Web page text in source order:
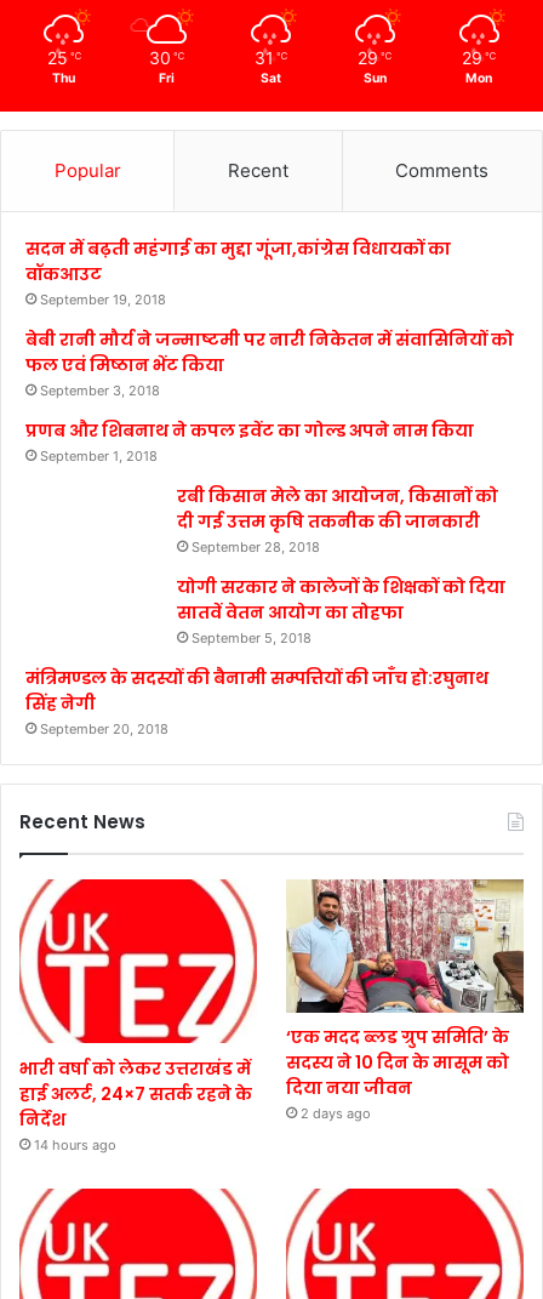
25 ℃
Thu
30 ℃
Fri
31 ℃
Sat
29 ℃
Sun
29 ℃
Mon
Popular Recent Comments
सदन में बढ़ती महंगाई का मुद्दा गूंजा,कांग्रेस विधायकों का
वॉकआउट
September 19, 2018
बेबी रानी मौर्य ने जन्माष्टमी पर नारी निकेतन में संवासिनियों को
फल एवं मिष्ठान भेंट किया
September 3, 2018
प्रणब और शिबनाथ ने कपल इवेंट का गोल्ड अपने नाम किया
September 1, 2018
रबी किसान मेले का आयोजन, किसानों को
दी गई उत्तम कृषि तकनीक की जानकारी
September 28, 2018
योगी सरकार ने कालेजों के शिक्षकों को दिया
सातवें वेतन आयोग का तोहफा
September 5, 2018
मंत्रिमण्डल के सदस्यों की बैनामी सम्पत्तियों की जाँच हो:रघुनाथ
सिंह नेगी
September 20, 2018
Recent News
भारी वर्षा को लेकर उत्तराखंड में
हाई अलर्ट, 24×7 सतर्क रहने के
निर्देश
14 hours ago
‘एक मदद ब्लड ग्रुप समिति’ के
सदस्य ने 10 दिन के मासूम को
दिया नया जीवन
2 days ago